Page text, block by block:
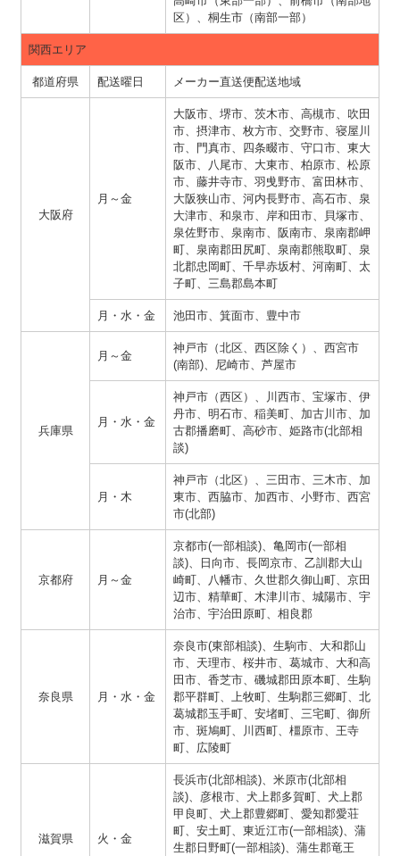
区）、桐生市（南部一部）
関西エリア
都道府県 配送曜日 メーカー直送便配送地域
大阪府
月～金
大阪市、堺市、茨木市、高槻市、吹田
市、摂津市、枚方市、交野市、寝屋川
市、門真市、四条畷市、守口市、東大
阪市、八尾市、大東市、柏原市、松原
市、藤井寺市、羽曵野市、富田林市、
大阪狭山市、河内長野市、高石市、泉
大津市、和泉市、岸和田市、貝塚市、
泉佐野市、泉南市、阪南市、泉南郡岬
町、泉南郡田尻町、泉南郡熊取町、泉
北郡忠岡町、千早赤坂村、河南町、太
子町、三島郡島本町
月・水・金 池田市、箕面市、豊中市
兵庫県
月～金
神戸市（北区、西区除く）、西宮市
(南部)、尼崎市、芦屋市
月・水・金
神戸市（西区）、川西市、宝塚市、伊
丹市、明石市、稲美町、加古川市、加
古郡播磨町、高砂市、姫路市(北部相
談)
月・木
神戸市（北区）、三田市、三木市、加
東市、西脇市、加西市、小野市、西宮
市(北部)
京都府 月～金
京都市(一部相談)、亀岡市(一部相
談)、日向市、長岡京市、乙訓郡大山
崎町、八幡市、久世郡久御山町、京田
辺市、精華町、木津川市、城陽市、宇
治市、宇治田原町、相良郡
奈良県 月・水・金
奈良市(東部相談)、生駒市、大和郡山
市、天理市、桜井市、葛城市、大和高
田市、香芝市、磯城郡田原本町、生駒
郡平群町、上牧町、生駒郡三郷町、北
葛城郡玉手町、安堵町、三宅町、御所
市、斑鳩町、川西町、橿原市、王寺
町、広陵町
滋賀県 火・金
長浜市(北部相談)、米原市(北部相
談)、彦根市、犬上郡多賀町、犬上郡
甲良町、犬上郡豊郷町、愛知郡愛荘
町、安土町、東近江市(一部相談)、蒲
生郡日野町(一部相談)、蒲生郡竜王